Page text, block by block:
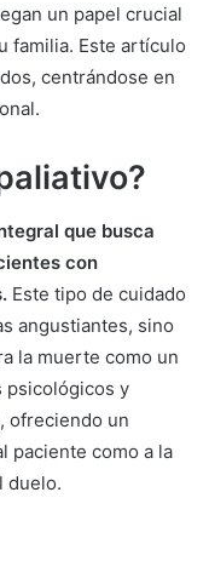
un papel crucial
familia. Este artículo
centrándose en
que busca
con
Este tipo de cuidado
angustiantes, sino
la muerte como un
psicológicos y
ofreciendo un
paciente como a la
duelo.